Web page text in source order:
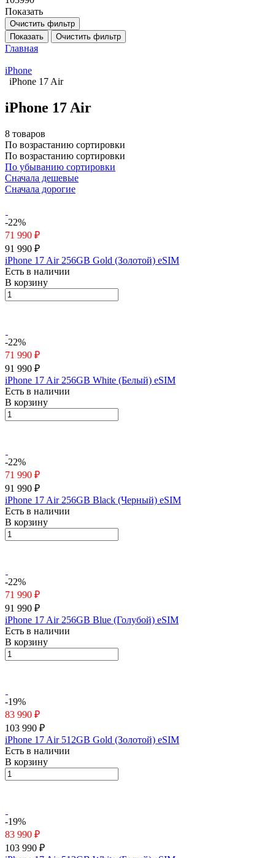
Показать
Очистить фильтр
Показать
Очистить фильтр
Главная
iPhone
iPhone 17 Air
iPhone 17 Air
8 товаров
По возрастанию сортировки
По возрастанию сортировки
По убыванию сортировки
Сначала дешевые
Сначала дорогие
-22%
71 990 ₽
91 990 ₽
iPhone 17 Air 256GB Gold (Золотой) eSIM
Есть в наличии
В корзину
-22%
71 990 ₽
91 990 ₽
iPhone 17 Air 256GB White (Белый) eSIM
Есть в наличии
В корзину
-22%
71 990 ₽
91 990 ₽
iPhone 17 Air 256GB Black (Черный) eSIM
Есть в наличии
В корзину
-22%
71 990 ₽
91 990 ₽
iPhone 17 Air 256GB Blue (Голубой) eSIM
Есть в наличии
В корзину
-19%
83 990 ₽
103 990 ₽
iPhone 17 Air 512GB Gold (Золотой) eSIM
Есть в наличии
В корзину
-19%
83 990 ₽
103 990 ₽